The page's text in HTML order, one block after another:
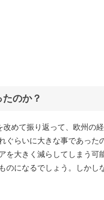
のか？
めて振り返って、欧州の
ぐらいに大きな事であった
を大きく減らしてしまう可
のになるでしょう。しかし